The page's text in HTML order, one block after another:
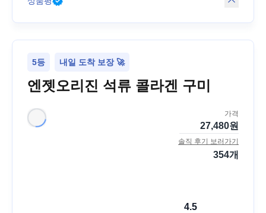
5등 내일 도착 보장 🚀
엔젯오리진 석류 콜라겐 구미
가격
27,480원
솔직 후기 보러가기
354개
4.5